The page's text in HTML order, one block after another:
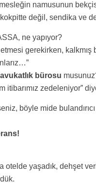
namusunun
değil, sendika ve
ne yapıyor?
gerekirken, kalkmış
avukatlık bürosu
zedeleniyor”
böyle mide
otelde yaşadık, dehşet